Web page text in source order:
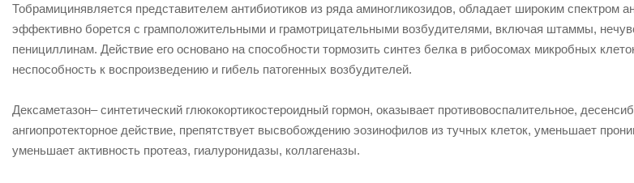
Тобрамицинявляется представителем антибиотиков из ряда аминогликозидов, обладает широким спектром
эффективно борется с грамположительными и грамотрицательными возбудителями, включая штаммы,
пенициллинам. Действие его основано на способности тормозить синтез белка в рибосомах микробных
неспособность к воспроизведению и гибель патогенных возбудителей.
Дексаметазон– синтетический глюкокортикостероидный гормон, оказывает противовоспалительное,
ангиопротекторное действие, препятствует высвобождению эозинофилов из тучных клеток, уменьшает
уменьшает активность протеаз, гиалуронидазы, коллагеназы.